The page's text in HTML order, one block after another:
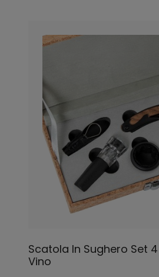
Scatola In Sughero Set
Vino